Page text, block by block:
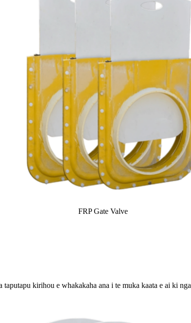
FRP Gate Valve
kirihou e whakakaha ana i te muka kaata e ai ki